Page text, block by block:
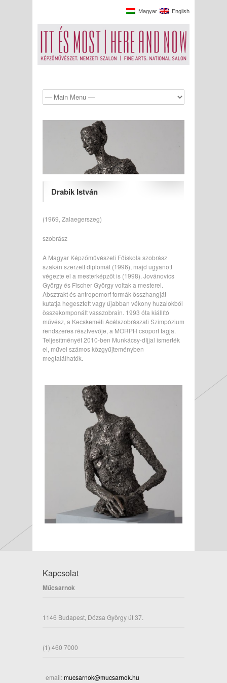
Magyar English
Drabik István
(1969, Zalaegerszeg)
szobrász
A Magyar Képzőművészeti Főiskola szobrász
szakán szerzett diplomát (1996), majd ugyanott
végezte el a mesterképzőt is (1998). Jovánovics
György és Fischer György voltak a mesterei.
Absztrakt és antropomorf formák összhangját
kutatja hegesztett vagy újabban vékony huzalokból
összekomponált vasszobrain. 1993 óta kiállító
művész, a Kecskeméti Acélszobrászati Szimpózium
rendszeres résztvevője, a MORPH csoport tagja.
Teljesítményét 2010-ben Munkácsy-díjjal ismerték
el, művei számos közgyűjteményben
megtalálhatók.
Kapcsolat
Műcsarnok
1146 Budapest, Dózsa György út 37.
(1) 460 7000
email:mucsarnok@mucsarnok.hu